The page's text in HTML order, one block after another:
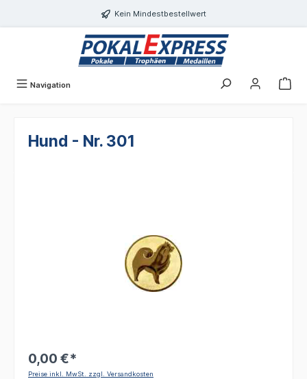
Kein Mindestbestellwert
Navigation
Hund - Nr. 301
0,00 €*
Preise inkl. MwSt. zzgl. Versandkosten